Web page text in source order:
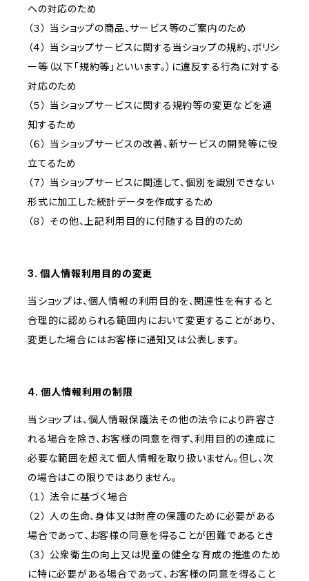
への対応のため
（３） 当ショップの商品、サービス等のご案内のため
（４） 当ショップサービスに関する当ショップの規約、ポリシ
ー等（以下「規約等」といいます。）に違反する行為に対する
対応のため
（５） 当ショップサービスに関する規約等の変更などを通
知するため
（６） 当ショップサービスの改善、新サービスの開発等に役
立てるため
（７） 当ショップサービスに関連して、個別を識別できない
形式に加工した統計データを作成するため
（８） その他、上記利用目的に付随する目的のため
3. 個人情報利用目的の変更
当ショップは、個人情報の利用目的を、関連性を有すると
合理的に認められる範囲内において変更することがあり、
変更した場合にはお客様に通知又は公表します。
4. 個人情報利用の制限
当ショップは、個人情報保護法その他の法令により許容さ
れる場合を除き、お客様の同意を得ず、利用目的の達成に
必要な範囲を超えて個人情報を取り扱いません。但し、次
の場合はこの限りではありません。
（１） 法令に基づく場合
（２） 人の生命、身体又は財産の保護のために必要がある
場合であって、お客様の同意を得ることが困難であるとき
（３） 公衆衛生の向上又は児童の健全な育成の推進のため
に特に必要がある場合であって、お客様の同意を得ること